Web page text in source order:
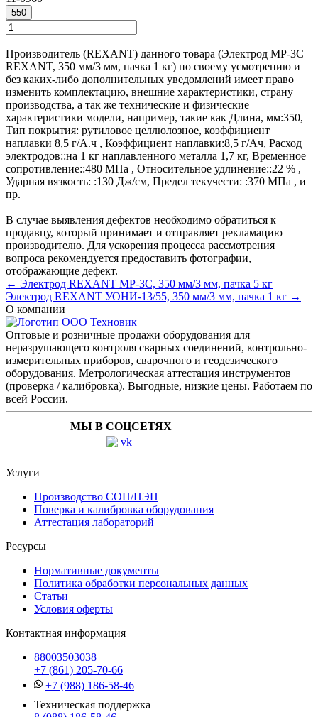
550
Производитель (REXANT) данного товара (Электрод MP-3C
REXANT, 350 мм/3 мм, пачка 1 кг) по своему усмотрению и
без каких-либо дополнительных уведомлений имеет право
изменить комплектацию, внешние характеристики, страну
производства, а так же технические и физические
характеристики модели, например, такие как Длина, мм:350,
Тип покрытия: рутиловое целлюлозное, коэффициент
наплавки 8,5 г/А.ч , Коэффициент наплавки:8,5 г/Ач, Расход
электродов::на 1 кг наплавленного металла 1,7 кг, Временное
сопротивление::480 МПа , Относительное удлинение::22 % ,
Ударная вязкость: :130 Дж/см, Предел текучести: :370 МПа , и
пр.
В случае выявления дефектов необходимо обратиться к
продавцу, который принимает и отправляет рекламацию
производителю. Для ускорения процесса рассмотрения
вопроса рекомендуется предоставить фотографии,
отображающие дефект.
← Электрод REXANT MP-3C, 350 мм/3 мм, пачка 5 кг
Электрод REXANT УОНИ-13/55, 350 мм/3 мм, пачка 1 кг →
О компании
Оптовые и розничные продажи оборудования для
неразрушающего контроля сварных соединений, контрольно-
измерительных приборов, сварочного и геодезического
оборудования. Метрологическая аттестация инструментов
(проверка / калибровка). Выгодные, низкие цены. Работаем по
всей России.
МЫ В СОЦСЕТЯХ
Услуги
Производство СОП/ПЭП
Поверка и калибровка оборудования
Аттестация лабораторий
Ресурсы
Нормативные документы
Политика обработки персональных данных
Статьи
Условия оферты
Контактная информация
88003503038
+7 (861) 205-70-66
+7 (988) 186-58-46
Техническая поддержка